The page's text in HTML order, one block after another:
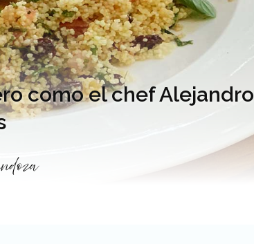
como el chef Alejandro